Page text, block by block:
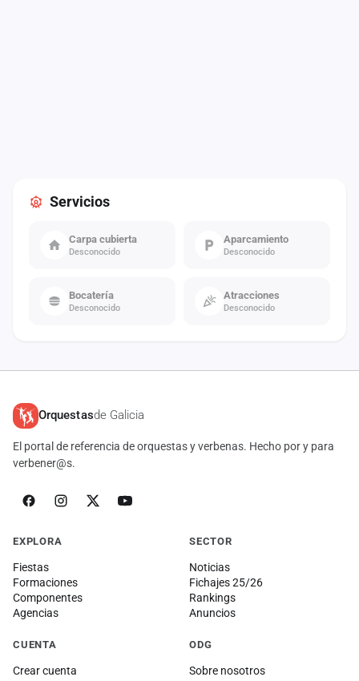
Servicios
Carpa cubierta
Desconocido
Aparcamiento
Desconocido
Bocatería
Desconocido
Atracciones
Desconocido
Orquestasde Galicia
El portal de referencia de orquestas y verbenas. Hecho por y para
verbener@s.
EXPLORA
Fiestas
Formaciones
Componentes
Agencias
SECTOR
Noticias
Fichajes 25/26
Rankings
Anuncios
CUENTA
Crear cuenta
ODG
Sobre nosotros